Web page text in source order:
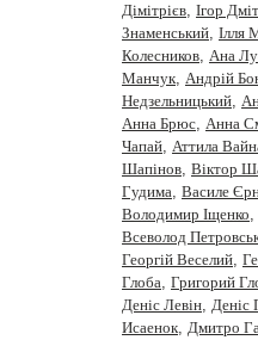
Дімітрієв, Ігор
Знаменський, Ілля
Колесников, Ана
Манчук, Андрій
Недзельницький,
Анна Брюс, Анна
Чапай, Аттила
Шапінов, Віктор
Гудима, Василе
Володимир Іщенко,
Всеволод
Георгій Веселий,
Глоба, Григорий
Деніс Левін, Деніс
Исаенок, Дмитро